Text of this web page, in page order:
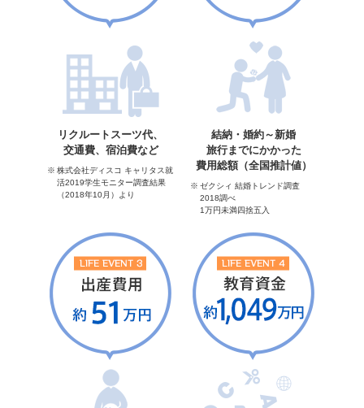
リクルートスーツ代、
交通費、宿泊費など
株式会社ディスコ キャリタス就
活2019学生モニター調査結果
（2018年10月）より
結納・婚約～新婚
旅行までにかかった
費用総額（全国推計値）
ゼクシィ 結婚トレンド調査
2018調べ
1万円未満四捨五入